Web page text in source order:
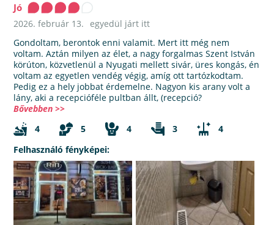
Jó
2026. február 13.
egyedül járt itt
Gondoltam, berontok enni valamit. Mert itt még nem
voltam. Aztán milyen az élet, a nagy forgalmas Szent István
körúton, közvetlenül a Nyugati mellett sivár, üres kongás, én
voltam az egyetlen vendég végig, amíg ott tartózkodtam.
Pedig ez a hely jobbat érdemelne. Nagyon kis arany volt a
lány, aki a recepcióféle pultban állt, (recepció?
Bővebben >>
4
5 4 3
4
Felhasználó fényképei: